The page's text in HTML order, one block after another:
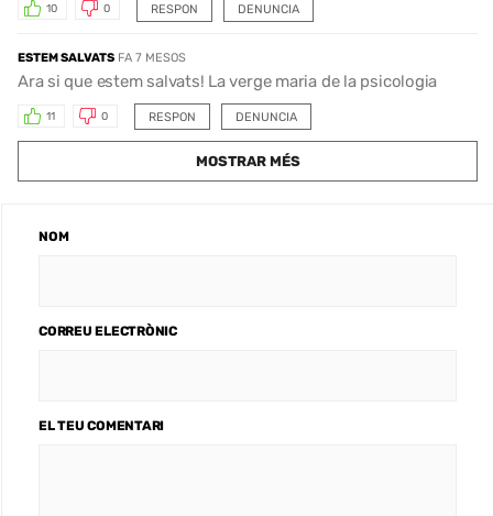
RESPON
10 0 DENUNCIA
ESTEM SALVATS FA 7 MESOS
Ara si que estem salvats! La verge maria de la psicologia
RESPON
11 0 DENUNCIA
MOSTRAR MÉS
NOM
CORREU ELECTRÒNIC
EL TEU COMENTARI